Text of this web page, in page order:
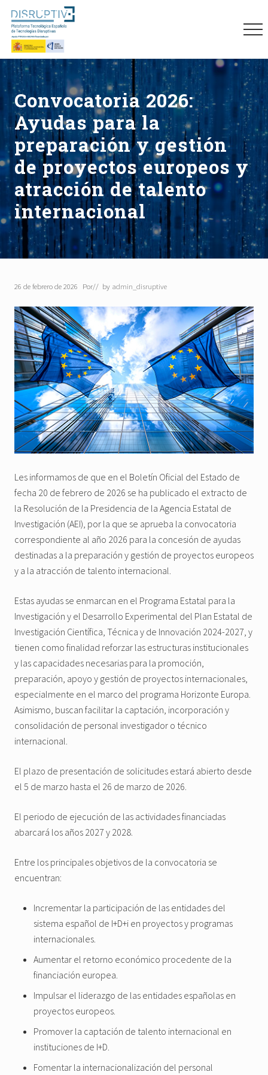
Menu
Skip
main
content
Skip
primary
sidebar
Skip
footer
Convocatoria 2026:
Ayudas para la
preparación y gestión
de proyectos europeos y
atracción de talento
internacional
26 de febrero de 2026 Por// by admin_disruptive
Les informamos de que en el Boletín Oficial del Estado de
fecha 20 de febrero de 2026 se ha publicado el extracto de
la Resolución de la Presidencia de la Agencia Estatal de
Investigación (AEI), por la que se aprueba la convocatoria
correspondiente al año 2026 para la concesión de ayudas
destinadas a la preparación y gestión de proyectos europeos
y a la atracción de talento internacional.
Estas ayudas se enmarcan en el Programa Estatal para la
Investigación y el Desarrollo Experimental del Plan Estatal de
Investigación Científica, Técnica y de Innovación 2024-2027, y
tienen como finalidad reforzar las estructuras institucionales
y las capacidades necesarias para la promoción,
preparación, apoyo y gestión de proyectos internacionales,
especialmente en el marco del programa Horizonte Europa.
Asimismo, buscan facilitar la captación, incorporación y
consolidación de personal investigador o técnico
internacional.
El plazo de presentación de solicitudes estará abierto desde
el 5 de marzo hasta el 26 de marzo de 2026.
El periodo de ejecución de las actividades financiadas
abarcará los años 2027 y 2028.
Entre los principales objetivos de la convocatoria se
encuentran:
Incrementar la participación de las entidades del
sistema español de I+D+i en proyectos y programas
internacionales.
Aumentar el retorno económico procedente de la
financiación europea.
Impulsar el liderazgo de las entidades españolas en
proyectos europeos.
Promover la captación de talento internacional en
instituciones de I+D.
Fomentar la internacionalización del personal